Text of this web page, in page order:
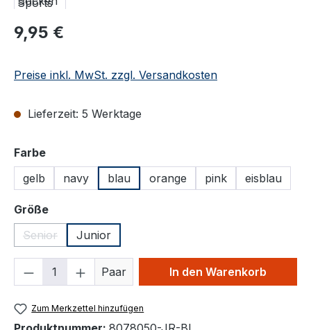
Regulärer Preis:
9,95 €
Preise inkl. MwSt. zzgl. Versandkosten
Lieferzeit: 5 Werktage
Farbeauswählen
gelb
navy blau orange pink eisblau
Größeauswählen
Senior
(Diese Option ist zurzeit nicht verfügbar.)
Junior
Produkt Anzahl: Gib den
Paar In den Warenkorb
Zum Merkzettel hinzufügen